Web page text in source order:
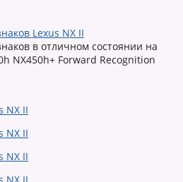
Lexus NX II
в отличном состоянии на
NX450h+ Forward Recognition